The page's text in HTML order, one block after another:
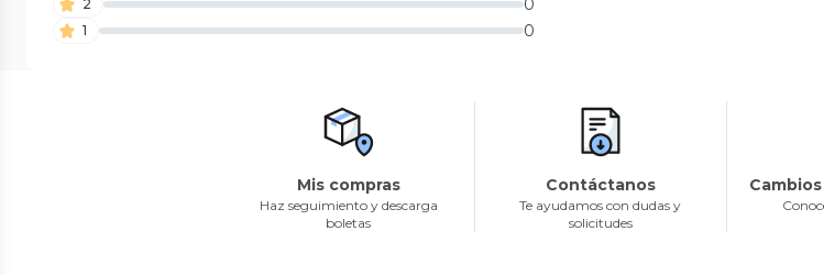
2 0
1 0
Mis compras
Haz seguimiento y descarga
boletas
Contáctanos
Te ayudamos con dudas y
solicitudes